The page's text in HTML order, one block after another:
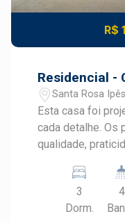
R$
Residencial -
Santa Rosa
Esta casa foi
cada detalhe. Os
qualidade,
pé-direito alto e
envidraçados, a
todos os espaços. Destaques do
3
Dorm.
4